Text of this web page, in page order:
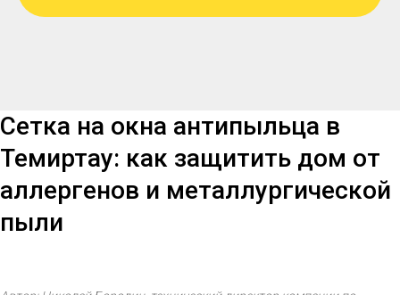
Сетка на окна антипыльца в
Темиртау: как защитить дом от
аллергенов и металлургической
пыли